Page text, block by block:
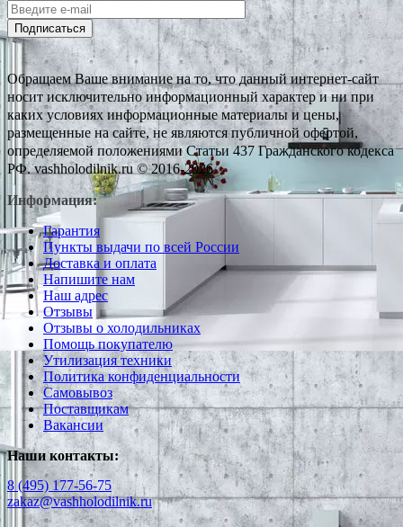
Подписаться
Обращаем Ваше внимание на то, что данный интернет-сайт
носит исключительно информационный характер и ни при
каких условиях информационные материалы и цены,
размещенные на сайте, не являются публичной офертой,
определяемой положениями Статьи 437 Гражданского кодекса
РФ. vashholodilnik.ru © 2016-2026
Информация:
Гарантия
Пункты выдачи по всей России
Доставка и оплата
Напишите нам
Наш адрес
Отзывы
Отзывы о холодильниках
Помощь покупателю
Утилизация техники
Политика конфиденциальности
Самовывоз
Поставщикам
Вакансии
Наши контакты:
8 (495) 177-56-75
zakaz@vashholodilnik.ru